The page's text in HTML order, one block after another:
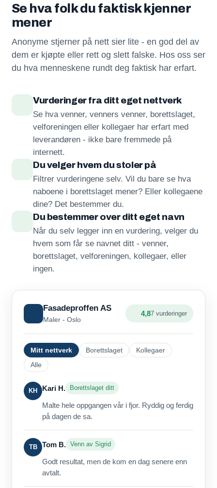
Se hva folk du faktisk kjenner
mener
Anonyme stjerner på nett sier lite - en god del av
dem er kjøpte eller rett og slett falske. Hos oss ser
du hva menneskene rundt deg faktisk har erfart.
Vurderinger fra ditt eget nettverk
Se hva venner, venners venner, borettslaget,
velforeningen eller kollegaer har erfart med
leverandøren - ikke bare fremmede på
internett.
Du velger hvem du stoler på
Filtrer vurderingene selv. Vil du bare se hva
naboene i borettslaget mener? Eller kollegaene
dine? Det bestemmer du.
Du bestemmer over ditt eget navn
Når du selv legger inn en vurdering, velger du
hvem som får se navnet ditt - venner,
borettslaget, velforeningen, kollegaer, eller
ingen.
Fasadeproffen AS
Maler - Oslo
4,87 vurderinger
Mitt nettverk Borettslaget
Kollegaer
Alle
KH Kari H. Borettslaget ditt
Malte hele oppgangen vår i fjor. Ryddig og ferdig
på dagen de sa.
TB Tom B. Venn av Sigrid
Godt resultat, men de kom en dag senere enn
avtalt.